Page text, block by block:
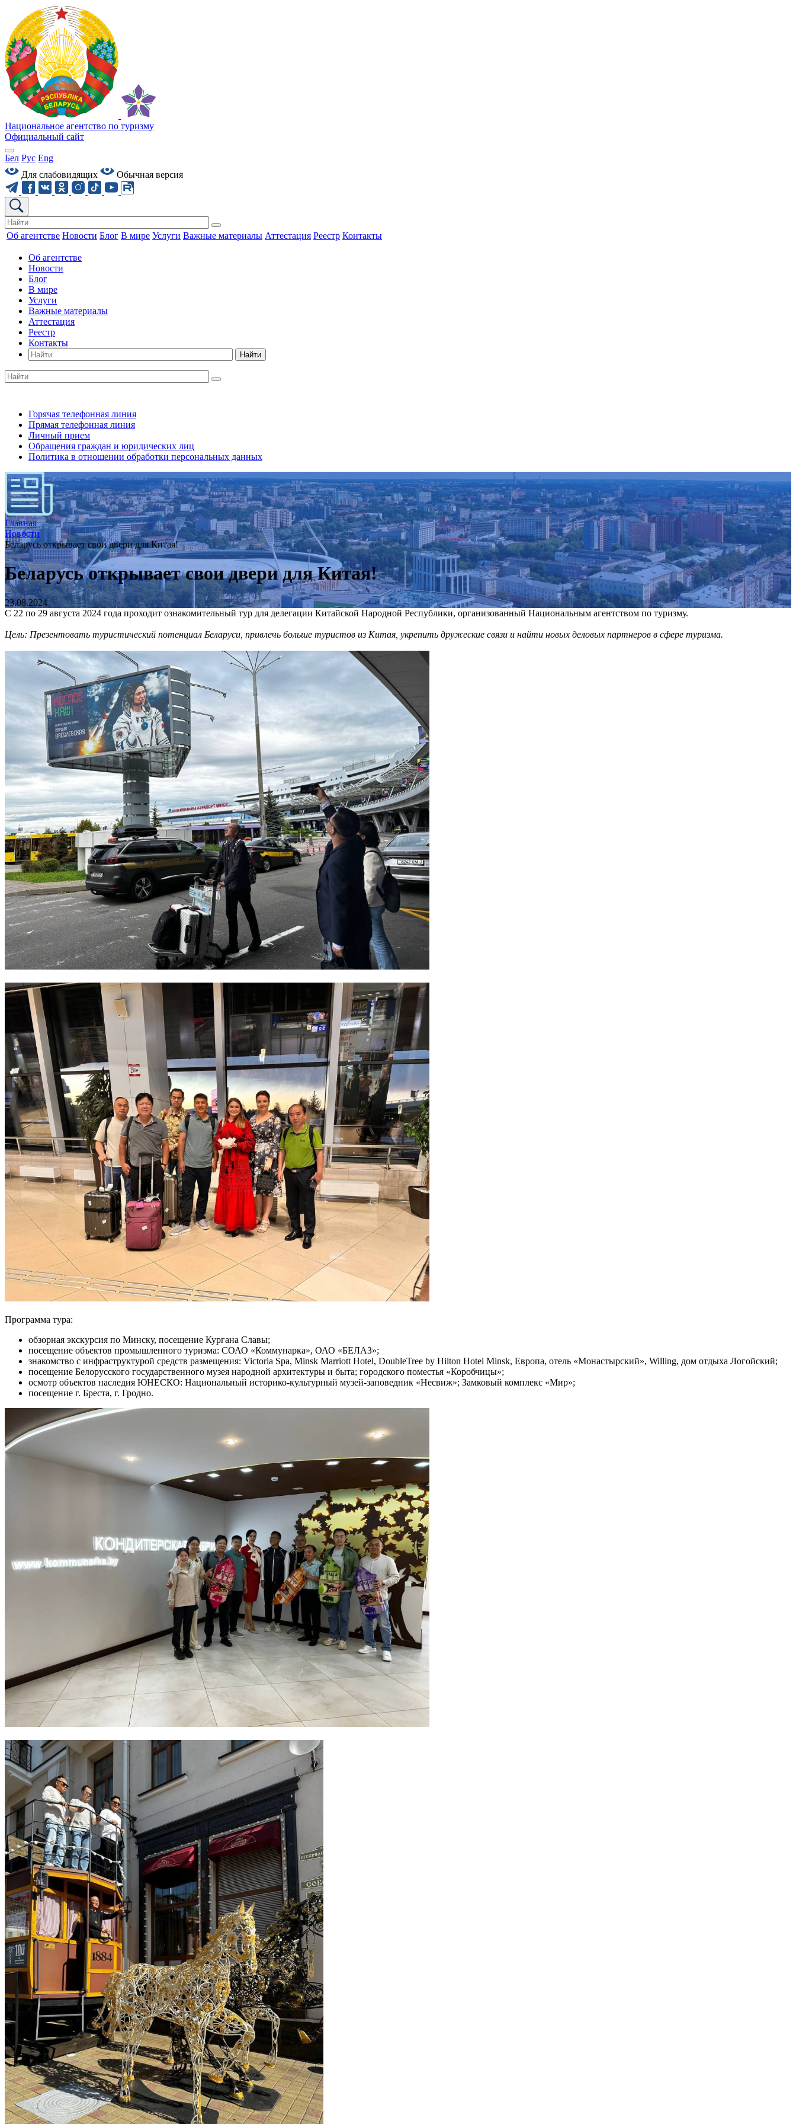
Национальное агентство по туризму
Официальный сайт
Бел Рус Eng
Для слабовидящих
Обычная версия
Об агентстве Новости Блог В мире Услуги Важные материалы Аттестация Реестр Контакты
Об агентстве
Новости
Блог
В мире
Услуги
Важные материалы
Аттестация
Реестр
Контакты
Найти
Горячая телефонная линия
Прямая телефонная линия
Личный прием
Обращения граждан и юридических лиц
Политика в отношении обработки персональных данных
Главная
Новости
Беларусь открывает свои двери для Китая!
Беларусь открывает свои двери для Китая!
23.08.2024
С 22 по 29 августа 2024 года проходит ознакомительный тур для делегации Китайской Народной Республики, организованный Национальным агентством по туризму.
Цель: Презентовать туристический потенциал Беларуси, привлечь больше туристов из Китая, укрепить дружеские связи и найти новых деловых партнеров в сфере туризма.
Программа тура:
обзорная экскурсия по Минску, посещение Кургана Славы;
посещение объектов промышленного туризма: СОАО «Коммунарка», ОАО «БЕЛАЗ»;
знакомство с инфраструктурой средств размещения: Victoria Spa, Minsk Marriott Hotel, DoubleTree by Hilton Hotel Minsk, Европа, отель «Монастырский», Willing, дом отдыха Логойский;
посещение Белорусского государственного музея народной архитектуры и быта; городского поместья «Коробчицы»;
осмотр объектов наследия ЮНЕСКО: Национальный историко-культурный музей-заповедник «Несвиж»; Замковый комплекс «Мир»;
посещение г. Бреста, г. Гродно.